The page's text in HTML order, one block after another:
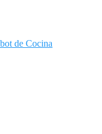
de Cocina